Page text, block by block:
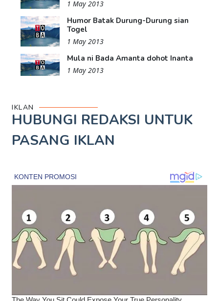
1 May 2013
Humor Batak Durung-Durung sian
Togel
1 May 2013
Mula ni Bada Amanta dohot Inanta
1 May 2013
IKLAN
HUBUNGI REDAKSI UNTUK
PASANG IKLAN